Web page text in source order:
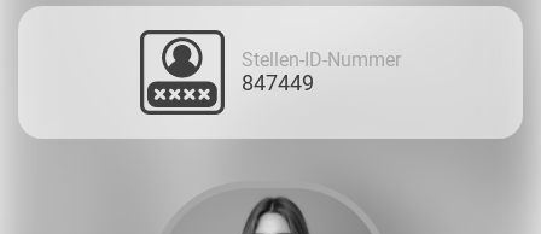
Stellen-ID-Nummer
847449